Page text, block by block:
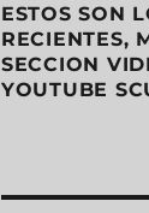
ESTOS SON
RECIENTES,
SECCION
YOUTUBE